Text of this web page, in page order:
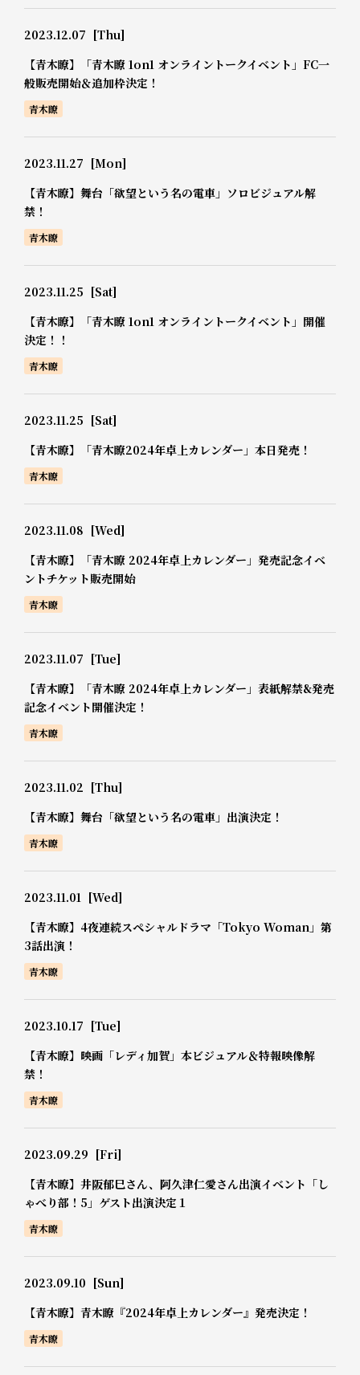
2023.12.07 [Thu]
【青木瞭】「青木瞭 1on1 オンライントークイベント」FC一
般販売開始＆追加枠決定！
青木瞭
2023.11.27 [Mon]
【青木瞭】舞台「欲望という名の電車」ソロビジュアル解
禁！
青木瞭
2023.11.25 [Sat]
【青木瞭】「青木瞭 1on1 オンライントークイベント」開催
決定！！
青木瞭
2023.11.25 [Sat]
【青木瞭】「青木瞭2024年卓上カレンダー」本日発売！
青木瞭
2023.11.08 [Wed]
【青木瞭】「青木瞭 2024年卓上カレンダー」発売記念イベ
ントチケット販売開始
青木瞭
2023.11.07 [Tue]
【青木瞭】「青木瞭 2024年卓上カレンダー」表紙解禁&発売
記念イベント開催決定！
青木瞭
2023.11.02 [Thu]
【青木瞭】舞台「欲望という名の電車」出演決定！
青木瞭
2023.11.01 [Wed]
【青木瞭】4夜連続スペシャルドラマ「Tokyo Woman」第
3話出演！
青木瞭
2023.10.17 [Tue]
【青木瞭】映画「レディ加賀」本ビジュアル＆特報映像解
禁！
青木瞭
2023.09.29 [Fri]
【青木瞭】井阪郁巳さん、阿久津仁愛さん出演イベント「し
ゃべり部！5」ゲスト出演決定１
青木瞭
2023.09.10 [Sun]
【青木瞭】青木瞭『2024年卓上カレンダー』発売決定！
青木瞭